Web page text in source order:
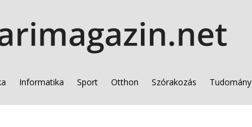
Informatika Sport Otthon Szórakozás Tudomány